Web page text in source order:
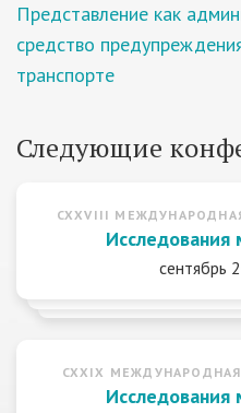
Представление как
средство
транспорте
Следующие
CXXVIII
сентябрь
CXXIX